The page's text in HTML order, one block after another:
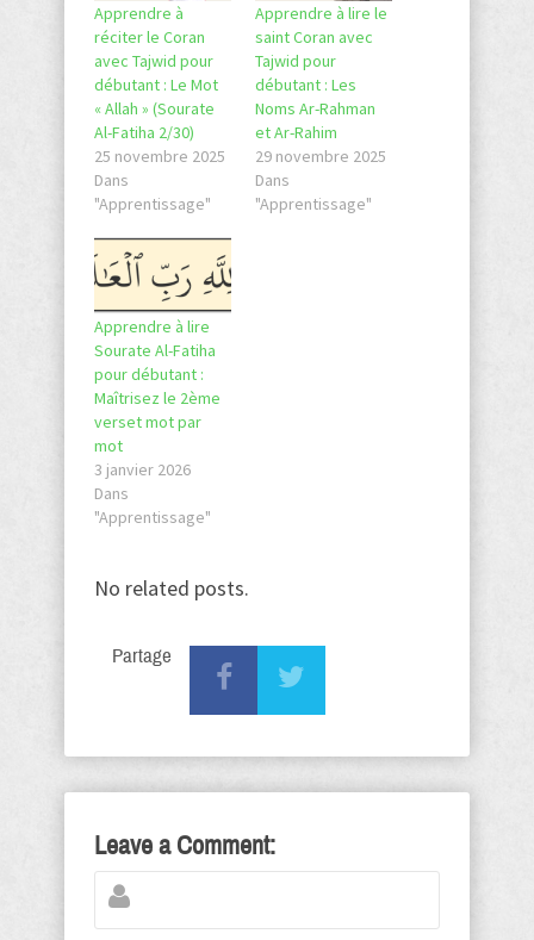
Apprendre à
réciter le Coran
avec Tajwid pour
débutant : Le Mot
« Allah » (Sourate
Al-Fatiha 2/30)
25 novembre 2025
Dans
"Apprentissage"
Apprendre à lire le
saint Coran avec
Tajwid pour
débutant : Les
Noms Ar-Rahman
et Ar-Rahim
29 novembre 2025
Dans
"Apprentissage"
Apprendre à lire
Sourate Al-Fatiha
pour débutant :
Maîtrisez le 2ème
verset mot par
mot
3 janvier 2026
Dans
"Apprentissage"
No related posts.
Partage
Leave a Comment: